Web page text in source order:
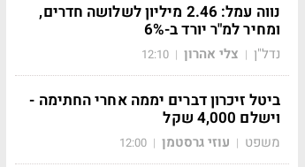
נווה עמל: 2.46 מיליון לשלושה חדרים,
ומחיר למ"ר יורד ב-6%
נדל"ן | צלי אהרון |
12:10
ביטל זיכרון דברים יממה אחרי החתימה -
וישלם 4,000 שקל
משפט | עוזי גרסטמן |
12:00